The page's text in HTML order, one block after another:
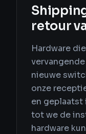
retour
Hardware
nieuwe
onze
en
tot we de
hardware